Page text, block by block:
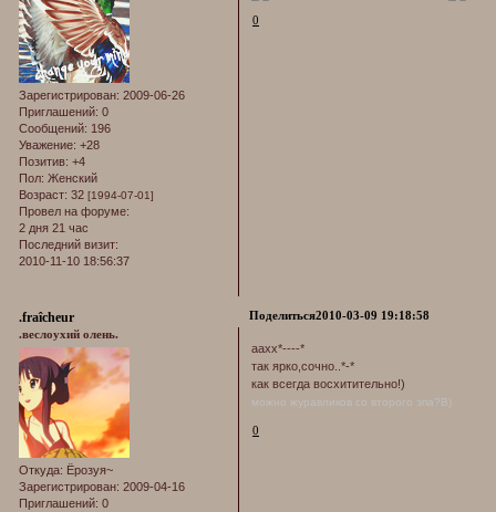
Зарегистрирован: 2009-06-26
Приглашений: 0
Сообщений: 196
Уважение: +28
Позитив: +4
Пол: Женский
Возраст: 32 [1994-07-01]
Провел на форуме:
2 дня 21 час
Последний визит:
2010-11-10 18:56:37
0
Поделиться2010-03-09 19:18:58
.fraîcheur
.веслоухий олень.
Откуда: Ёрозуя~
Зарегистрирован: 2009-04-16
Приглашений: 0
аахх*----*
так ярко,сочно..*-*
как всегда восхитительно!)
можно журавликов со второго эпа?В)
0